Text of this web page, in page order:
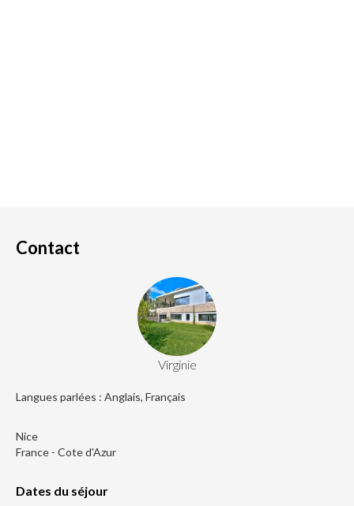
Contact
Virginie
Langues parlées : Anglais, Français
Nice
France - Cote d'Azur
Dates du séjour